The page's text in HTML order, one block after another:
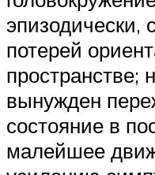
эпизодически,
потерей
пространстве;
вынужден
состояние в
малейшее